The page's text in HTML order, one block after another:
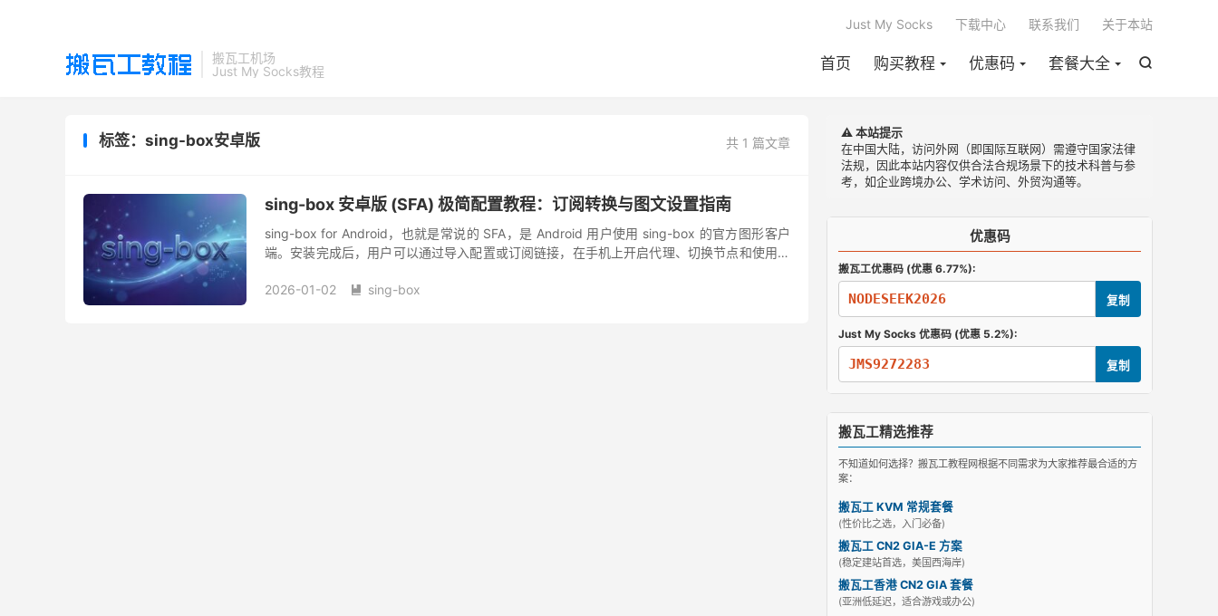
搬瓦工机场
Just My Socks教程

首页 购买教程 优惠码 套餐大全
Just My Socks 下载中心 联系我们 关于本站
共 1 篇文章
标签：sing-box安卓版
sing-box 安卓版 (SFA) 极简配置教程：订阅转换与图文设置指南
sing-box for Android，也就是常说的 SFA，是 Android 用户使用 sing-box 的官方图形客户
端。安装完成后，用户可以通过导入配置或订阅链接，在手机上开启代理、切换节点和使用规
2026-01-02
 sing-box
⚠️ 本站提示
在中国大陆，访问外网（即国际互联网）需遵守国家法律
法规，因此本站内容仅供合法合规场景下的技术科普与参
考，如企业跨境办公、学术访问、外贸沟通等。
优惠码
搬瓦工优惠码 (优惠 6.77%):
NODESEEK2026 复制
Just My Socks 优惠码 (优惠 5.2%):
JMS9272283 复制
搬瓦工精选推荐
不知道如何选择？搬瓦工教程网根据不同需求为大家推荐最合适的方
案：
搬瓦工 KVM 常规套餐
(性价比之选，入门必备)
搬瓦工 CN2 GIA-E 方案
(稳定建站首选，美国西海岸)
搬瓦工香港 CN2 GIA 套餐
(亚洲低延迟，适合游戏或办公)